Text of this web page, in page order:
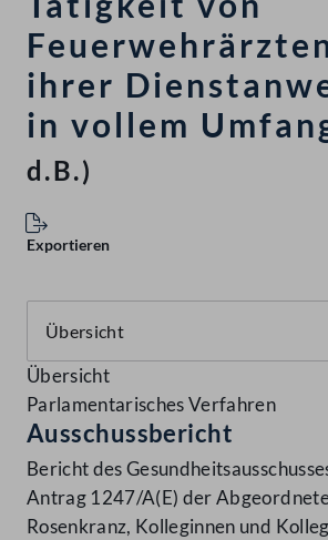
ihrer
in vollem
d.B.)
Exportieren
Übersicht
Parlamentarisches Verfahren
Ausschussbericht
Bericht des
Antrag 1247/A(E) der
Rosenkranz, Kolleginnen und